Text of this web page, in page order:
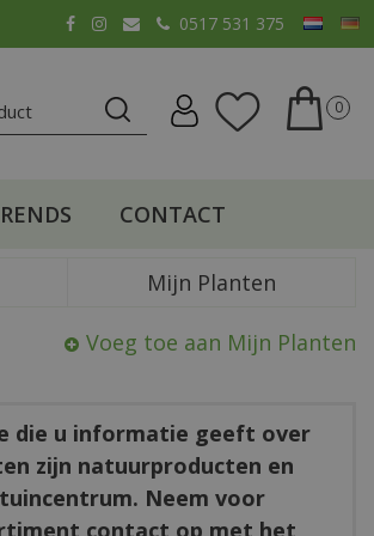
0517 531 375
CONTACT
Mijn Planten
Voeg toe aan Mijn Planten
die u informatie geeft over
zijn natuurproducten en
Neem voor
contact op met het